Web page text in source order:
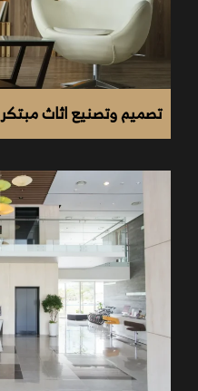
تصميم وتصنيع اثاث مبتكر